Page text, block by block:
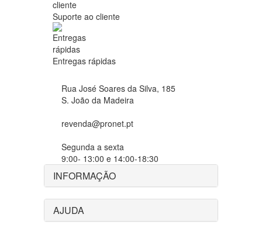
Suporte ao cliente
Entregas rápidas
Rua José Soares da Silva, 185
S. João da Madeira
revenda@pronet.pt
Segunda a sexta
9:00- 13:00 e 14:00-18:30
INFORMAÇÃO
AJUDA